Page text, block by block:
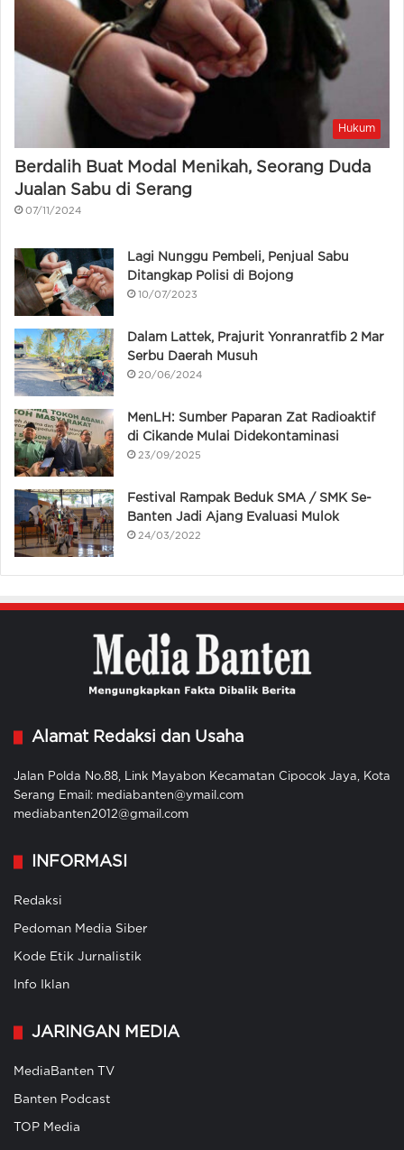
Hukum
Berdalih Buat Modal Menikah, Seorang Duda
Jualan Sabu di Serang
07/11/2024
Lagi Nunggu Pembeli, Penjual Sabu
Ditangkap Polisi di Bojong
10/07/2023
Dalam Lattek, Prajurit Yonranratfib 2 Mar
Serbu Daerah Musuh
20/06/2024
MenLH: Sumber Paparan Zat Radioaktif
di Cikande Mulai Didekontaminasi
23/09/2025
Festival Rampak Beduk SMA / SMK Se-
Banten Jadi Ajang Evaluasi Mulok
24/03/2022
Alamat Redaksi dan Usaha
Jalan Polda No.88, Link Mayabon Kecamatan Cipocok Jaya, Kota
Serang Email: mediabanten@ymail.com
mediabanten2012@gmail.com
INFORMASI
Redaksi
Pedoman Media Siber
Kode Etik Jurnalistik
Info Iklan
JARINGAN MEDIA
MediaBanten TV
Banten Podcast
TOP Media